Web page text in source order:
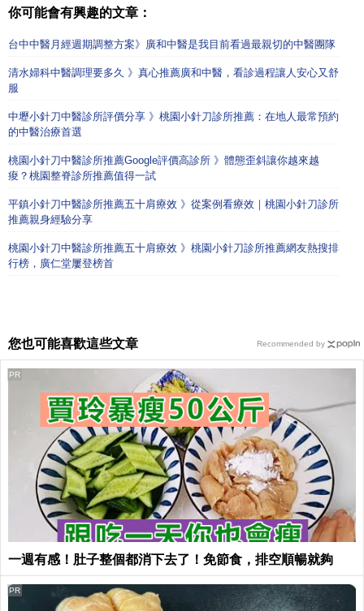
你可能會有興趣的文章：
台中中醫月經週期調整方案》廣和中醫是我目前看過最親切的中醫團隊
清水婦科中醫調理要多久 》真心推薦廣和中醫，看診過程讓人安心又舒
服
中壢小針刀中醫診所評價分享 》桃園小針刀診所推薦：在地人最常預約
的中醫治療首選
桃園小針刀中醫診所推薦Google評價高診所 》體態歪斜讓你越來越
痠？桃園整脊診所推薦值得一試
平鎮小針刀中醫診所推薦五十肩療效 》從案例看療效｜桃園小針刀診所
推薦親身經驗分享
桃園小針刀中醫診所推薦五十肩療效 》桃園小針刀診所推薦網友熱搜排
行榜，廣仁堂屢登榜首
您也可能喜歡這些文章
一週有感！肚子整個都消下去了！免節食，排空順暢就夠
PR
PR
Recommended by